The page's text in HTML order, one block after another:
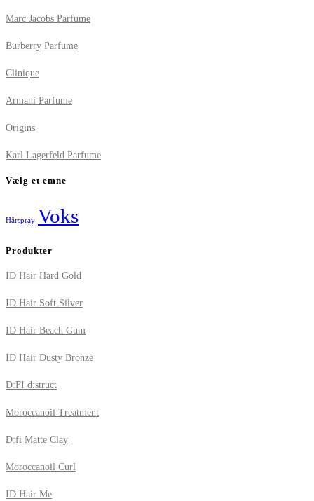
Marc Jacobs Parfume
Burberry Parfume
Clinique
Armani Parfume
Origins
Karl Lagerfeld Parfume
Vælg et emne
Hårspray Voks
Produkter
ID Hair Hard Gold
ID Hair Soft Silver
ID Hair Beach Gum
ID Hair Dusty Bronze
D:FI d:struct
Moroccanoil Treatment
D:fi Matte Clay
Moroccanoil Curl
ID Hair Me